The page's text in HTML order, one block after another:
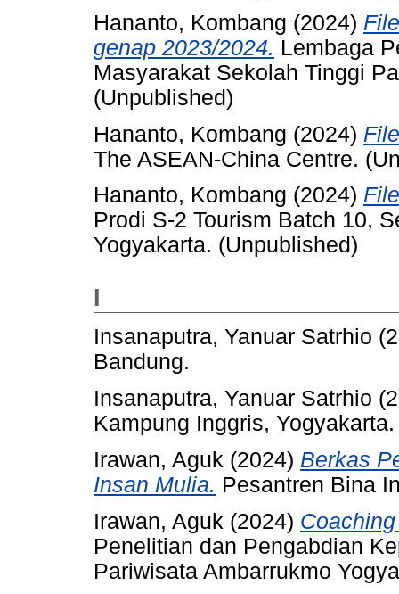
Hananto, Kombang (2024)
genap 2023/2024. Lembaga
Masyarakat Sekolah Tinggi
(Unpublished)
Hananto, Kombang (2024)
The ASEAN-China Centre.
Hananto, Kombang (2024)
Prodi S-2 Tourism Batch 10,
Yogyakarta. (Unpublished)
I
Insanaputra, Yanuar Satrhio
Bandung.
Insanaputra, Yanuar Satrhio
Kampung Inggris, Yogyakarta.
Irawan, Aguk (2024) Berkas
Insan Mulia. Pesantren Bina
Irawan, Aguk (2024)
Penelitian dan Pengabdian
Pariwisata Ambarrukmo